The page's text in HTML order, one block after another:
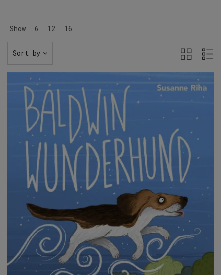
Show 6 12 16
Sort by